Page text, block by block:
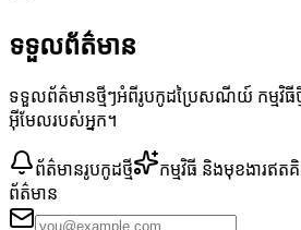
ទទួលព័ត៌មាន
ទទួលព័ត៌មានថ្មីៗអំពីរូបកូដប្រៃសណីយ៍ កម្មវិធីថ្
អ៊ីមែលរបស់អ្នក។
ព័ត៌មានរូបកូដថ្មី កម្មវិធី និងមុខងារឥតគិ
ព័ត៌មាន